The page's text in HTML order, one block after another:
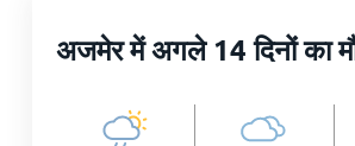
अजमेर में अगले 14 दिनों का